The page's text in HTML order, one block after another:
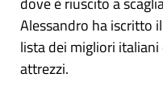
Alessandro ha iscritto
lista dei migliori
attrezzi.